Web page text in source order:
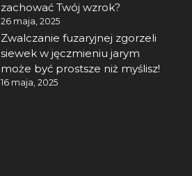
zachować Twój wzrok?
26 maja, 2025
Zwalczanie fuzaryjnej zgorzeli
siewek w jęczmieniu jarym
może być prostsze niż myślisz!
16 maja, 2025